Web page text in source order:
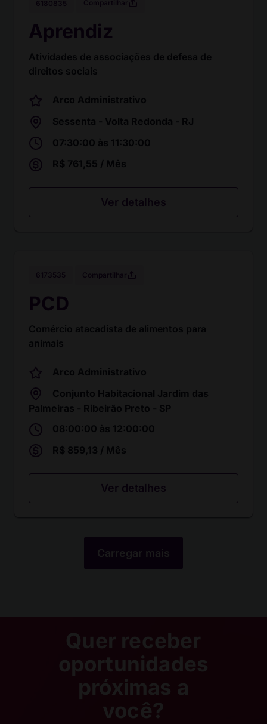
Aprendiz
Atividades de associações de defesa de
direitos sociais
Arco Administrativo
Sessenta - Volta Redonda - RJ
07:30:00 às 11:30:00
R$ 761,55 / Mês
Ver detalhes
PCD
Comércio atacadista de alimentos para
animais
Arco Administrativo
Conjunto Habitacional Jardim das
Palmeiras - Ribeirão Preto - SP
08:00:00 às 12:00:00
R$ 859,13 / Mês
Ver detalhes
Carregar mais
Quer receber
oportunidades
próximas a
você?